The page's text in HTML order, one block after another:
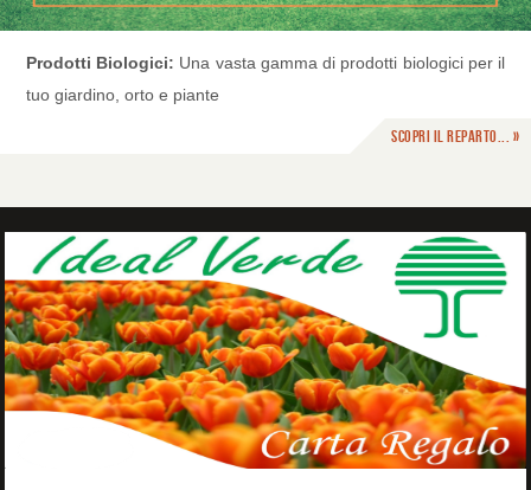
Prodotti Biologici: Una vasta gamma di prodotti biologici per il
tuo giardino, orto e piante
Scopri il reparto... »